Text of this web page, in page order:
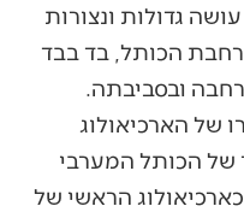
גדולות ונצורות
הכותל, בד בבד
ובסביבתה.
של הארכיאולוג
של הכותל המערבי
הראשי של